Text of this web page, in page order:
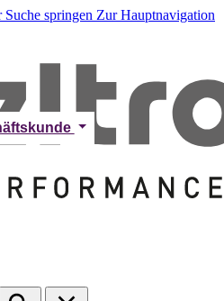
Suche springen Zur Hauptnavigation